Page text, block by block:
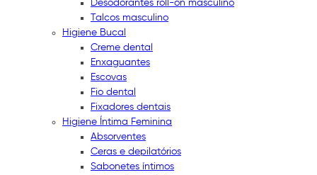
Desodorantes roll-on masculino
Talcos masculino
Higiene Bucal
Creme dental
Enxaguantes
Escovas
Fio dental
Fixadores dentais
Higiene Íntima Feminina
Absorventes
Ceras e depilatórios
Sabonetes íntimos